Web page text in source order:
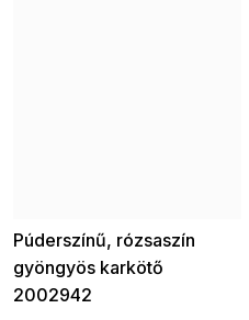
Púderszínű, rózsaszín
gyöngyös karkötő
2002942